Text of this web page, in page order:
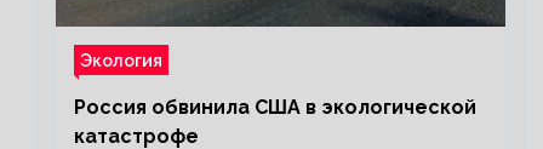
Экология
Россия обвинила США в экологической
катастрофе